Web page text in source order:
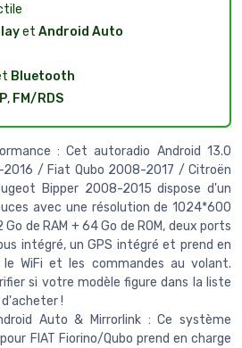
et Android Auto
Bluetooth
, FM/RDS
: Cet autoradio Android 13.0
/ Fiat Qubo 2008-2017 / Citroën
Bipper 2008-2015 dispose d'un
avec une résolution de 1024*600
de RAM + 64 Go de ROM, deux ports
intégré, un GPS intégré et prend en
le WiFi et les commandes au volant.
si votre modèle figure dans la liste
!
Auto & Mirrorlink : Ce système
FIAT Fiorino/Qubo prend en charge